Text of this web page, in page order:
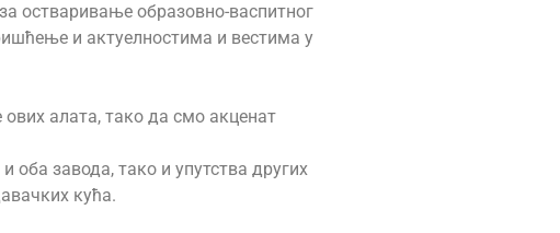
остваривање образовно-васпитног
и актуелностима и вестима у
алата, тако да смо акценат
оба завода, тако и упутства других
кућа.